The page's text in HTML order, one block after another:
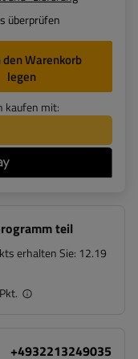
überprüfen
legen
kaufen mit:
teil
erhalten Sie: 12.19
+4932213249035